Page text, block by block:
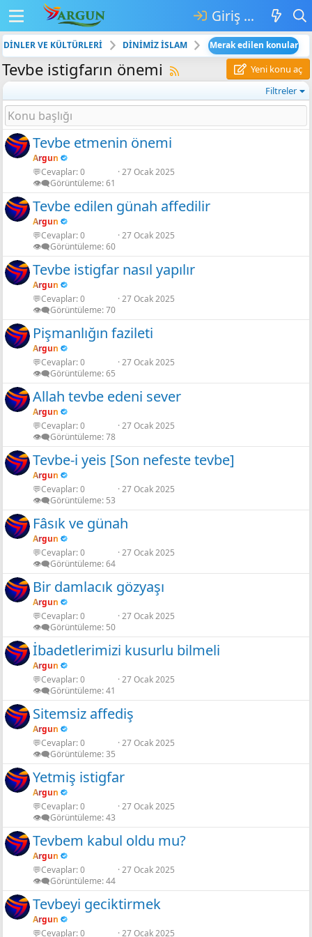
Giriş yap
DİNLER VE KÜLTÜRLERİ DİNİMİZ İSLAM Merak edilen konular
Tevbe istigfarın önemi
Yeni konu aç
Filtreler
Tevbe etmenin önemi
Argun
💬Cevaplar 0
👁️‍🗨️Görüntüleme 61
27 Ocak 2025
Tevbe edilen günah affedilir
Argun
💬Cevaplar 0
👁️‍🗨️Görüntüleme 60
27 Ocak 2025
Tevbe istigfar nasıl yapılır
Argun
💬Cevaplar 0
👁️‍🗨️Görüntüleme 70
27 Ocak 2025
Pişmanlığın fazileti
Argun
💬Cevaplar 0
👁️‍🗨️Görüntüleme 65
27 Ocak 2025
Allah tevbe edeni sever
Argun
💬Cevaplar 0
👁️‍🗨️Görüntüleme 78
27 Ocak 2025
Tevbe-i yeis [Son nefeste tevbe]
Argun
💬Cevaplar 0
👁️‍🗨️Görüntüleme 53
27 Ocak 2025
Fâsık ve günah
Argun
💬Cevaplar 0
👁️‍🗨️Görüntüleme 64
27 Ocak 2025
Bir damlacık gözyaşı
Argun
💬Cevaplar 0
👁️‍🗨️Görüntüleme 50
27 Ocak 2025
İbadetlerimizi kusurlu bilmeli
Argun
💬Cevaplar 0
👁️‍🗨️Görüntüleme 41
27 Ocak 2025
Sitemsiz affediş
Argun
💬Cevaplar 0
👁️‍🗨️Görüntüleme 35
27 Ocak 2025
Yetmiş istigfar
Argun
💬Cevaplar 0
👁️‍🗨️Görüntüleme 43
27 Ocak 2025
Tevbem kabul oldu mu?
Argun
💬Cevaplar 0
👁️‍🗨️Görüntüleme 44
27 Ocak 2025
Tevbeyi geciktirmek
Argun
💬Cevaplar 0 27 Ocak 2025